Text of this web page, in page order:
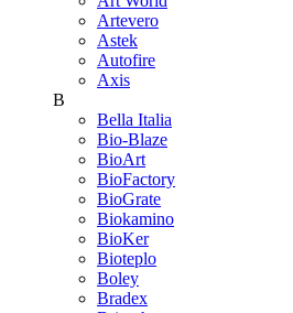
Artevero
Astek
Autofire
Axis
B
Bella Italia
Bio-Blaze
BioArt
BioFactory
BioGrate
Biokamino
BioKer
Bioteplo
Boley
Bradex